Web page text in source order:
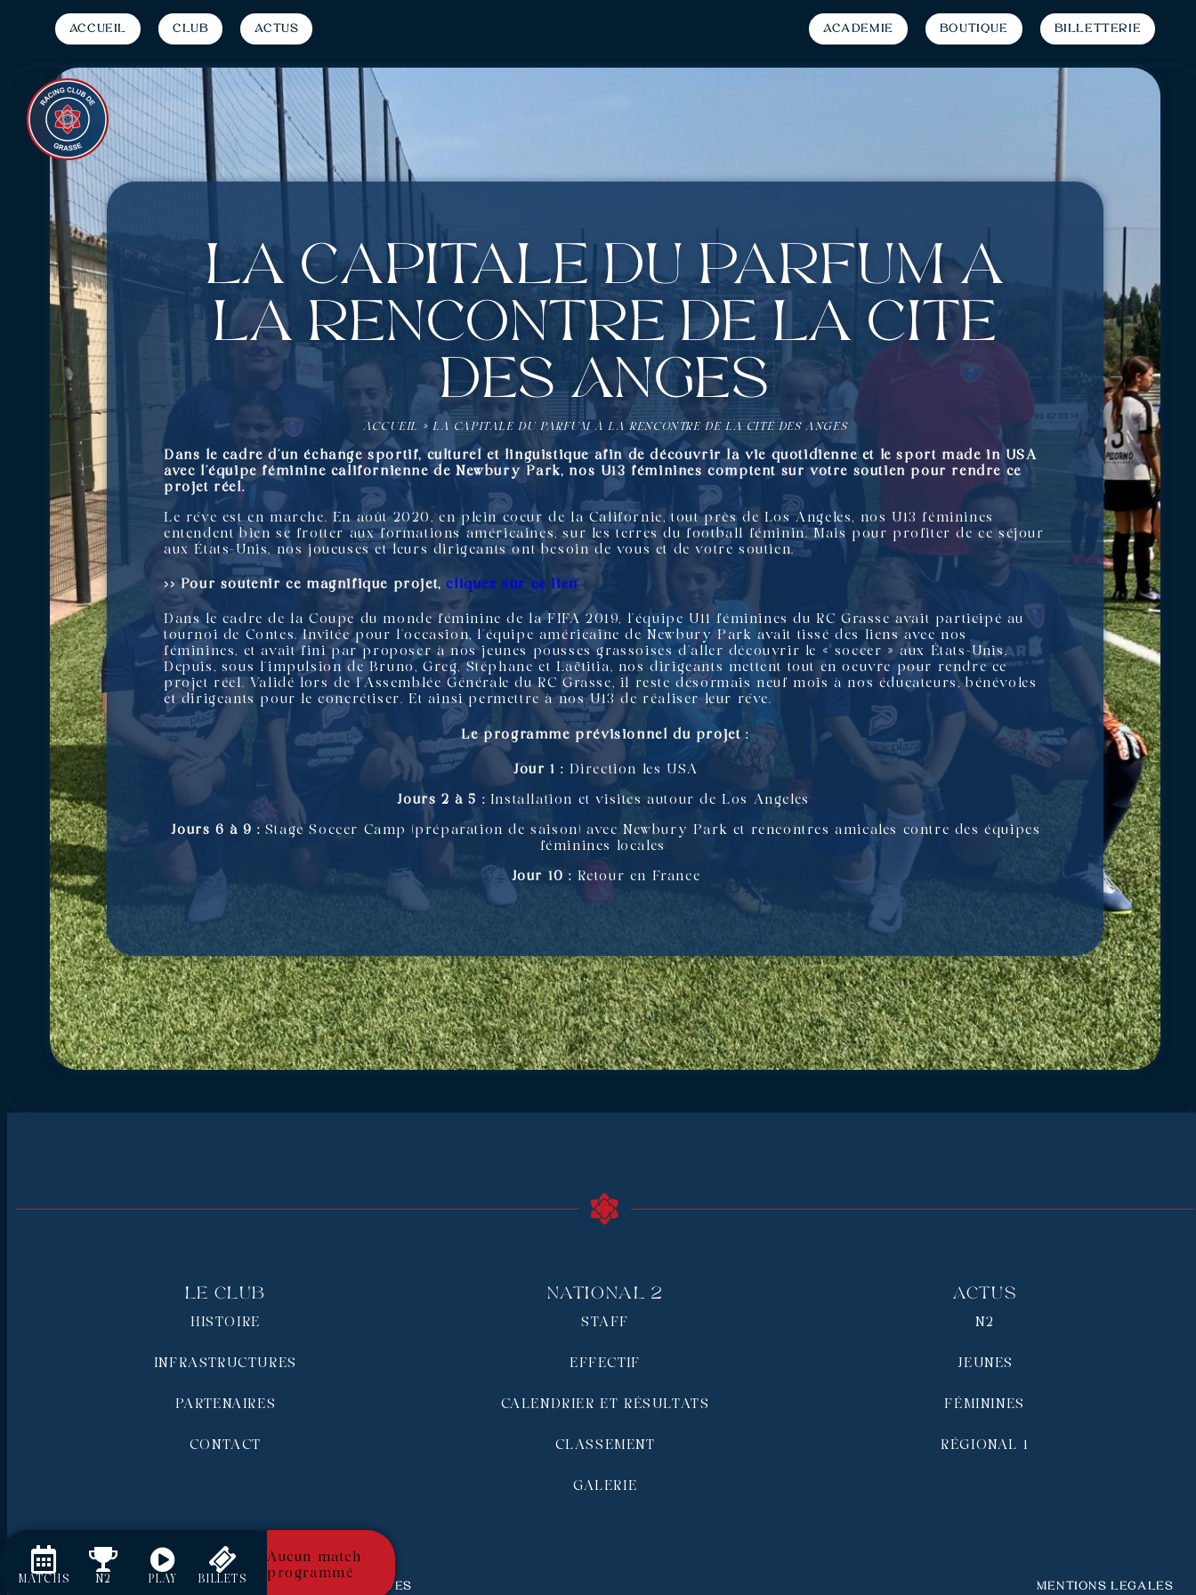
Accueil Club Actus Académie Boutique Billetterie
MATCHS N2 PLAY BILLETS
Aucun match
programmé
La capitale du parfum à
la rencontre de la cité
des Anges
ACCUEIL » LA CAPITALE DU PARFUM À LA RENCONTRE DE LA CITÉ DES ANGES
Dans le cadre d’un échange sportif, culturel et linguistique afin de découvrir la vie quotidienne et le sport made in USA
avec l’équipe féminine californienne de Newbury Park, nos U13 féminines comptent sur votre soutien pour rendre ce
projet réel.
Le rêve est en marche. En août 2020, en plein coeur de la Californie, tout près de Los Angeles, nos U13 féminines
entendent bien se frotter aux formations américaines, sur les terres du football féminin. Mais pour profiter de ce séjour
aux États-Unis, nos joueuses et leurs dirigeants ont besoin de vous et de votre soutien.
>> Pour soutenir ce magnifique projet,cliquezsur ce lien
Dans le cadre de la Coupe du monde féminine de la FIFA 2019, l’équipe U11 féminines du RC Grasse avait participé au
tournoi de Contes. Invitée pour l’occasion, l’équipe américaine de Newbury Park avait tissé des liens avec nos
féminines, et avait fini par proposer à nos jeunes pousses grassoises d’aller découvrir le « soccer » aux États-Unis.
Depuis, sous l’impulsion de Bruno, Greg, Stéphane et Laëtitia, nos dirigeants mettent tout en oeuvre pour rendre ce
projet réel. Validé lors de l’Assemblée Générale du RC Grasse, il reste désormais neuf mois à nos éducateurs, bénévoles
et dirigeants pour le concrétiser. Et ainsi permettre à nos U13 de réaliser leur rêve.
Le programme prévisionnel du projet :
Jour 1 : Direction les USA
Jours 2 à 5 : Installation et visites autour de Los Angeles
Jours 6 à 9 : Stage Soccer Camp (préparation de saison) avec Newbury Park et rencontres amicales contre des équipes
féminines locales
Jour 10 : Retour en France
Le Club
HISTOIRE
INFRASTRUCTURES
PARTENAIRES
CONTACT
National 2
STAFF
EFFECTIF
CALENDRIER ET RÉSULTATS
CLASSEMENT
GALERIE
Actus
N2
JEUNES
FÉMININES
RÉGIONAL 1
RC Pays de Grasse © 2026 - Tous droits réservés Mentions légales